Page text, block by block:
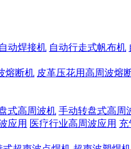
动焊接机 自动行走式帆布机
熔断机 皮革压花用高周波熔
式高周波机 手动转盘式高周
应用 医疗行业高周波应用 充